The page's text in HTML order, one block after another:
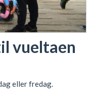
vueltaen
eller fredag.